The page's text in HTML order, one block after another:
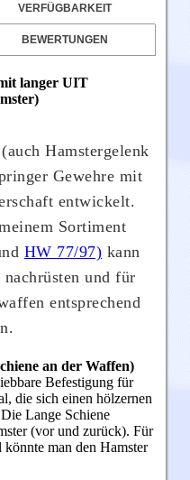
VERFÜGBARKEIT
BEWERTUNGEN
langer UIT
(auchHamstergelenk
Gewehre mit
entwickelt.
Sortiment
HW 77/97) kann
und für
entsprechend
an der Waffen)
Befestigung für
die sich einen hölzernen
Lange Schiene
(vor und zurück). Für
man den Hamster